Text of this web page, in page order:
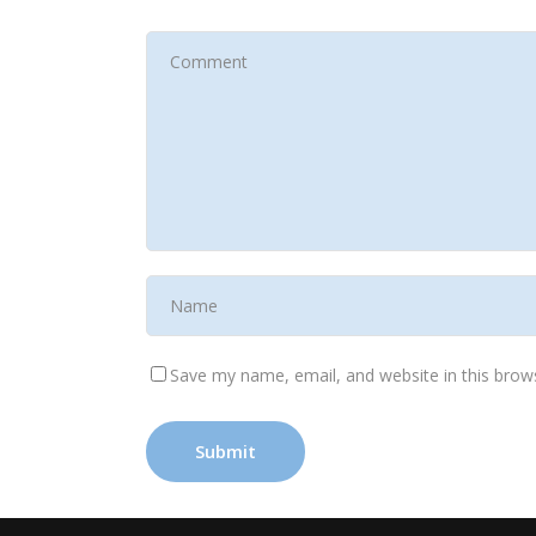
Save my name, email, and website in this